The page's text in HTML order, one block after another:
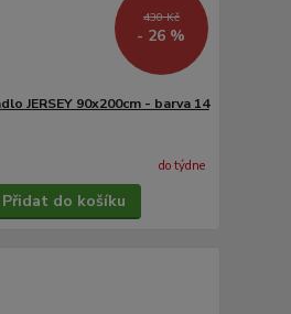
430 Kč
- 26 %
JERSEY 90x200cm - barva 14
do týdne
Přidat do košíku